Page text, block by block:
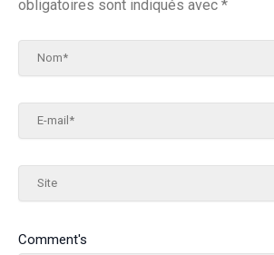
obligatoires sont indiqués avec *
Comment's
Nom*
E-mail*
Site